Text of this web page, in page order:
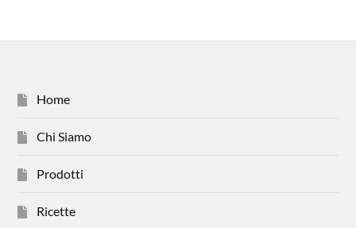
Home
Chi Siamo
Prodotti
Ricette